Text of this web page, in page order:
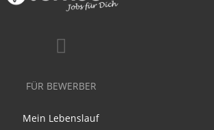
FÜR BEWERBER
Mein Lebenslauf